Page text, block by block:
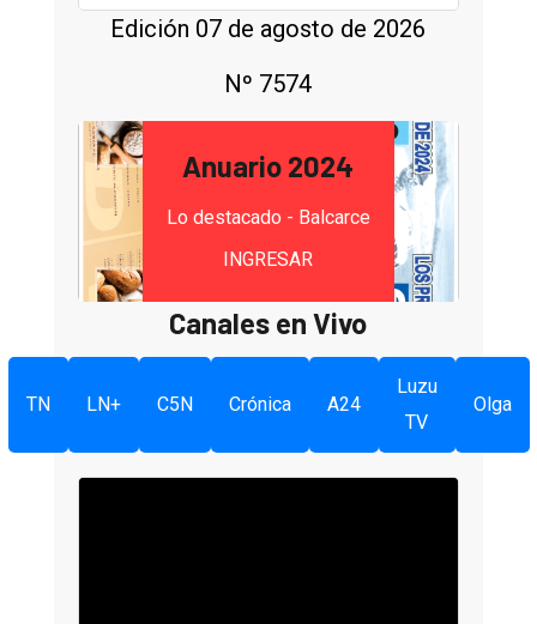
Edición 07 de agosto de 2026
Nº 7574
Anuario 2024
Lo destacado - Balcarce
INGRESAR
Canales en Vivo
TN LN+ C5N Crónica A24
Luzu
TV
Olga